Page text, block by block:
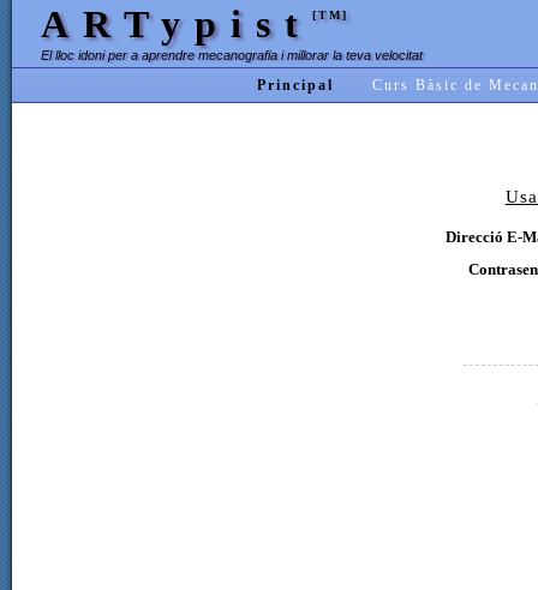
ARTypist [TM]
El lloc idoni per a aprendre mecanografia i millorar la teva velocitat
Principal Curs Bàsic de
Direcció E-